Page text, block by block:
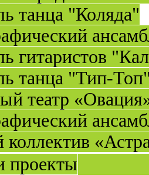
танца "Коляда"
гитаристов
танца "Тип-
театр
коллектив
проекты